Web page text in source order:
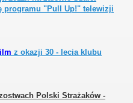
programu "Pull Up!" telewizji
z okazji 30 - lecia klubu
Polski Strażaków -